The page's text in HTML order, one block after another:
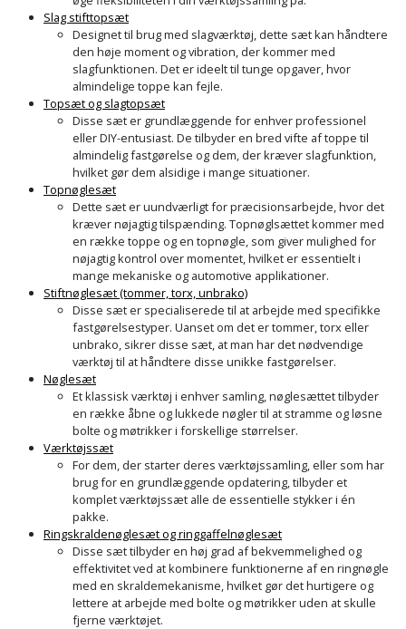
Slag stifttopsæt
Designet til brug med slagværktøj, dette sæt kan håndtere
den høje moment og vibration, der kommer med
slagfunktionen. Det er ideelt til tunge opgaver, hvor
almindelige toppe kan fejle.
Topsæt og slagtopsæt
Disse sæt er grundlæggende for enhver professionel
eller DIY-entusiast. De tilbyder en bred vifte af toppe til
almindelig fastgørelse og dem, der kræver slagfunktion,
hvilket gør dem alsidige i mange situationer.
Topnøglesæt
Dette sæt er uundværligt for præcisionsarbejde, hvor det
kræver nøjagtig tilspænding. Topnøglsættet kommer med
en række toppe og en topnøgle, som giver mulighed for
nøjagtig kontrol over momentet, hvilket er essentielt i
mange mekaniske og automotive applikationer.
Stiftnøglesæt (tommer, torx, unbrako)
Disse sæt er specialiserede til at arbejde med specifikke
fastgørelsestyper. Uanset om det er tommer, torx eller
unbrako, sikrer disse sæt, at man har det nødvendige
værktøj til at håndtere disse unikke fastgørelser.
Nøglesæt
Et klassisk værktøj i enhver samling, nøglesættet tilbyder
en række åbne og lukkede nøgler til at stramme og løsne
bolte og møtrikker i forskellige størrelser.
Værktøjssæt
For dem, der starter deres værktøjssamling, eller som har
brug for en grundlæggende opdatering, tilbyder et
komplet værktøjssæt alle de essentielle stykker i én
pakke.
Ringskraldenøglesæt og ringgaffelnøglesæt
Disse sæt tilbyder en høj grad af bekvemmelighed og
effektivitet ved at kombinere funktionerne af en ringnøgle
med en skraldemekanisme, hvilket gør det hurtigere og
lettere at arbejde med bolte og møtrikker uden at skulle
fjerne værktøjet.